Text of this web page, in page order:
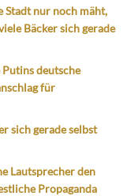
Stadt nur noch mäht,
Bäcker sich gerade
deutsche
für
sich gerade selbst
Lautsprecher den
Propaganda